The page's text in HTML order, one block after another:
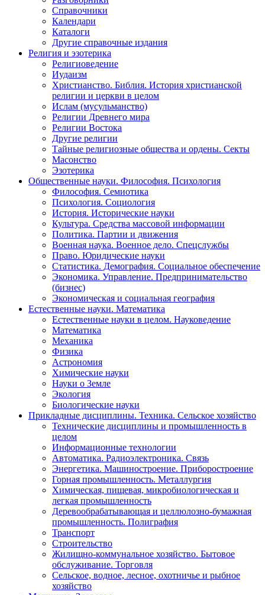
Справочники
Календари
Каталоги
Другие справочные издания
Религия и эзотерика
Религиоведение
Иудаизм
Христианство. Библия. История христианской
религии и церкви в целом
Ислам (мусульманство)
Религии Древнего мира
Религии Востока
Другие религии
Тайные религиозные общества и ордены. Секты
Масонство
Эзотерика
Общественные науки. Философия. Психология
Философия. Семиотика
Психология. Социология
История. Исторические науки
Культура. Средства массовой информации
Политика. Партии и движения
Военная наука. Военное дело. Спецслужбы
Право. Юридические науки
Статистика. Демография. Социальное обеспечение
Экономика. Управление. Предпринимательство
(бизнес)
Экономическая и социальная география
Естественные науки. Математика
Естественные науки в целом. Науковедение
Математика
Механика
Физика
Астрономия
Химические науки
Науки о Земле
Экология
Биологические науки
Прикладные дисциплины. Техника. Сельское хозяйство
Технические дисциплины и промышленность в
целом
Информационные технологии
Автоматика. Радиоэлектроника. Связь
Энергетика. Машиностроение. Приборостроение
Горная промышленность. Металлургия
Химическая, пищевая, микробиологическая и
легкая промышленность
Деревообрабатывающая и целлюлозно-бумажная
промышленность. Полиграфия
Транспорт
Строительство
Жилищно-коммунальное хозяйство. Бытовое
обслуживание. Торговля
Сельское, водное, лесное, охотничье и рыбное
хозяйство